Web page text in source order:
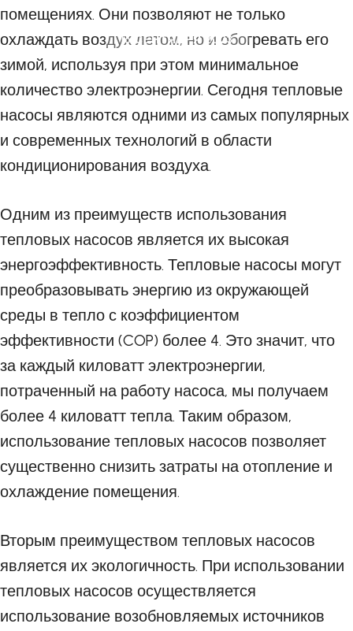
16 СЕНТЯБРЯ 2023
помещениях. Они позволяют не только
охлаждать воздух летом, но и обогревать его
зимой, используя при этом минимальное
количество электроэнергии. Сегодня тепловые
насосы являются одними из самых популярных
и современных технологий в области
кондиционирования воздуха.
Одним из преимуществ использования
тепловых насосов является их высокая
энергоэффективность. Тепловые насосы могут
преобразовывать энергию из окружающей
среды в тепло с коэффициентом
эффективности (COP) более 4. Это значит, что
за каждый киловатт электроэнергии,
потраченный на работу насоса, мы получаем
более 4 киловатт тепла. Таким образом,
использование тепловых насосов позволяет
существенно снизить затраты на отопление и
охлаждение помещения.
Вторым преимуществом тепловых насосов
является их экологичность. При использовании
тепловых насосов осуществляется
использование возобновляемых источников